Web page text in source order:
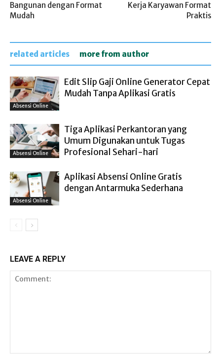
Bangunan dengan Format
Mudah
Kerja Karyawan Format
Praktis
related articles more from author
Absensi Online
Edit Slip Gaji Online Generator Cepat
Mudah Tanpa Aplikasi Gratis
Absensi Online
Tiga Aplikasi Perkantoran yang
Umum Digunakan untuk Tugas
Profesional Sehari-hari
Absensi Online
Aplikasi Absensi Online Gratis
dengan Antarmuka Sederhana
LEAVE A REPLY